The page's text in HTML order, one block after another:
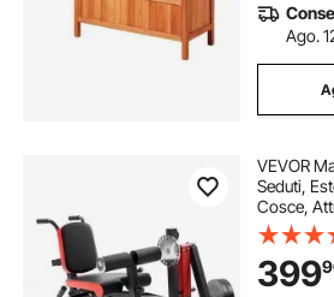
Ago.
VEVOR
Seduti,
Cosce,
Esercizi
per
Palestra
399